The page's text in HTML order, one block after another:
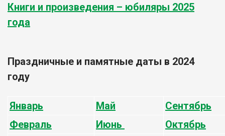
Книги и произведения – юбиляры 2025
года
Праздничные и памятные даты в 2024
году
Январь Май
Сентябрь
Февраль
Июнь
Октябрь